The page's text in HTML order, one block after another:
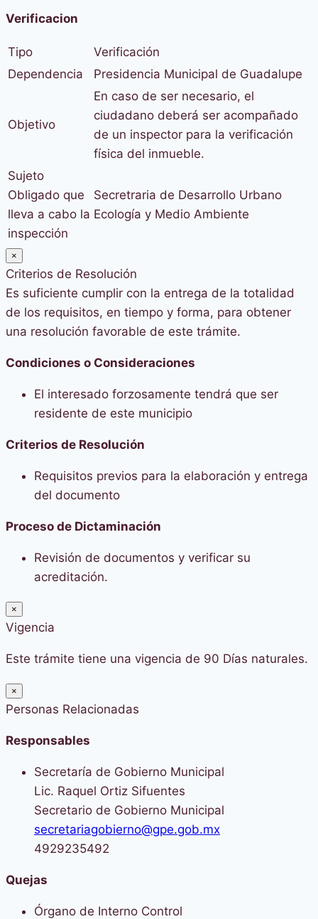
Verificacion
Tipo
Verificación
Dependencia
Presidencia Municipal de Guadalupe
Objetivo
En caso de ser necesario, el
ciudadano deberá ser acompañado
de un inspector para la verificación
física del inmueble.
Sujeto
Obligado que
lleva a cabo la
inspección
Secretraria de Desarrollo Urbano
Ecología y Medio Ambiente
×
Criterios de Resolución
Es suficiente cumplir con la entrega de la totalidad
de los requisitos, en tiempo y forma, para obtener
una resolución favorable de este trámite.
Condiciones o Consideraciones
El interesado forzosamente tendrá que ser
residente de este municipio
Criterios de Resolución
Requisitos previos para la elaboración y entrega
del documento
Proceso de Dictaminación
Revisión de documentos y verificar su
acreditación.
×
Vigencia
Este trámite tiene una vigencia de 90 Días naturales.
×
Personas Relacionadas
Responsables
Secretaría de Gobierno Municipal
Lic. Raquel Ortiz Sifuentes
Secretario de Gobierno Municipal
secretariagobierno@gpe.gob.mx
4929235492
Quejas
Órgano de Interno Control